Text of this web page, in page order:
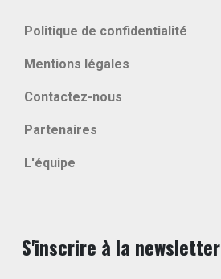
Politique de confidentialité
Mentions légales
Contactez-nous
Partenaires
L'équipe
S'inscrire à la newsletter